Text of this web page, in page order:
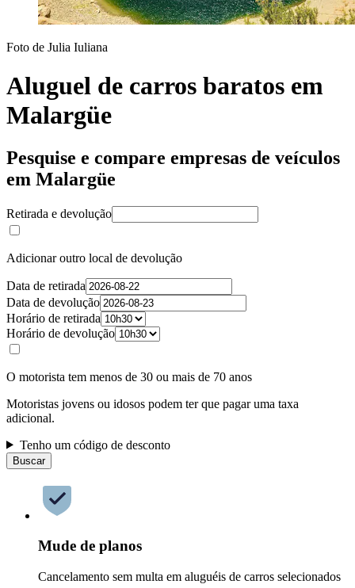
Foto de Julia Iuliana
Aluguel de carros baratos em
Malargüe
Pesquise e compare empresas de veículos
em Malargüe
Retirada e devolução
Adicionar outro local de devolução
Data de retirada
Data de devolução
Horário de retirada
Horário de devolução
O motorista tem menos de 30 ou mais de 70 anos
Motoristas jovens ou idosos podem ter que pagar uma taxa
adicional.
Tenho um código de desconto
Buscar
Mude de planos
Cancelamento sem multa em aluguéis de carros selecionados